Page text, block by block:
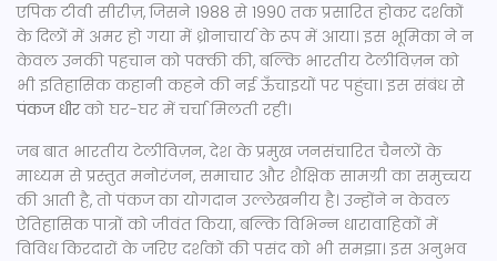
एपिक टीवी सीरीज़, जिसने 1988 से 1990 तक प्रसारित होकर दर्शकों
के दिलों में अमर हो गयामें ध्रोनाचार्य के रूप में आया। इस भूमिका ने न
केवल उनकी पहचान को पक्की की, बल्कि भारतीय टेलीविज़न को
भी इतिहासिक कहानी कहने की नई ऊँचाइयों पर पहुंचा। इस संबंध से
पंकज धीरको घर-घर में चर्चा मिलती रही।
जब बात भारतीय टेलीविज़न,देश के प्रमुख जनसंचारित चैनलों के
माध्यम से प्रस्तुत मनोरंजन, समाचार और शैक्षिक सामग्री का समुच्चय
की आती है, तो पंकज का योगदान उल्लेखनीय है। उन्होंने न केवल
ऐतिहासिक पात्रों को जीवंत किया, बल्कि विभिन्न धारावाहिकों में
विविध किरदारों के जरिए दर्शकों की पसंद को भी समझा। इस अनुभव